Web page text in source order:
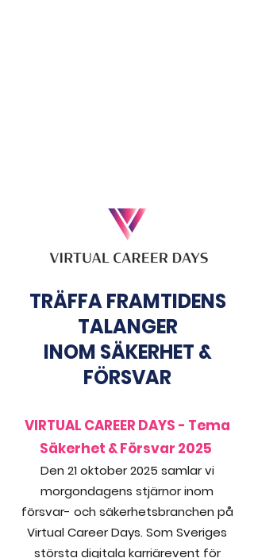
TRÄFFA FRAMTIDENS
TALANGER
INOM SÄKERHET &
FÖRSVAR
VIRTUAL CAREER DAYS - Tema
Säkerhet & Försvar 2025
Den 21 oktober 2025 samlar vi
morgondagens stjärnor inom
försvar- och säkerhetsbranchen på
Virtual Career Days. Som Sveriges
största digitala karriärevent för